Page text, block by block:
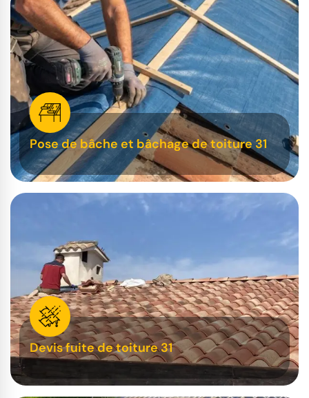
Pose de bâche et bâchage de toiture 31
Devis fuite de toiture 31